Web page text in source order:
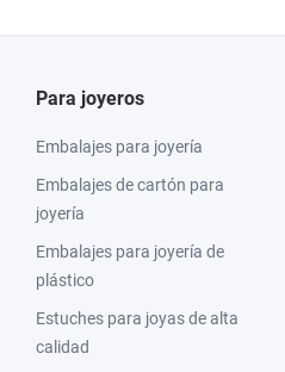
Para joyeros
Embalajes para joyería
Embalajes de cartón para
joyería
Embalajes para joyería de
plástico
Estuches para joyas de alta
calidad